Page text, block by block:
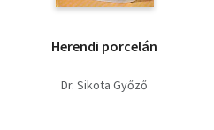
Herendi porcelán
Dr. Sikota Győző